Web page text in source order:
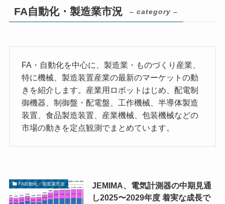
FA自動化・製造業市況 – category –
FA・自動化を中心に、製造業・ものづくり産業、
特に機械、製造装置産業の最新のマーケットの動
きを紹介します。産業用ロボットはじめ、配電制
御機器、制御盤・配電盤、工作機械、半導体製造
装置、食品製造装置、産業機械、包装機械などの
市場の動きを定点観測でまとめています。
FA自動化・製造業市況
JEMIMA、電気計測器の中期見通
し2025〜2029年度 着実な成長で